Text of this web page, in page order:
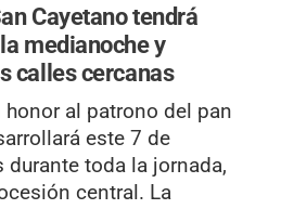
Cayetano tendrá
medianoche y
calles cercanas
al patrono del pan
este 7 de
toda la jornada,
central. La